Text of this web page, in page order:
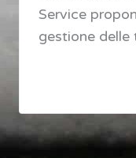
Service
gestione delle